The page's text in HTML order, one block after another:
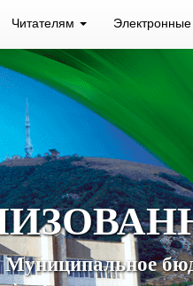
Читателям
Муниципальное